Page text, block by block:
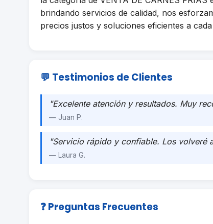
brindando servicios de calidad, nos
precios justos y soluciones eficientes a
💬 Testimonios de Clientes
"Excelente atención y resultados. Muy
— Juan P.
"Servicio rápido y confiable. Los volveré
— Laura G.
❓ Preguntas Frecuentes